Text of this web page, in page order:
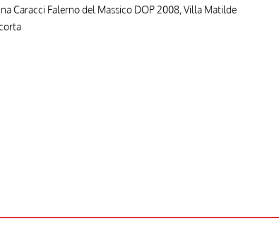
Caracci Falerno del Massico DOP 2008, Villa Matilde